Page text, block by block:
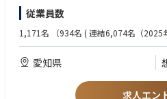
㈱が進める、新規不動産開発も技術面
・特に、①や②の段階において、建物利
的知見を活かした建物のライフサイク
などの課題解決手段を立案し、実現ま
【歓迎要件】
・建築関係技術について、設計計算書
件をふまえ工事計画を立案したり品質
・チームマネジメントや人材育成の経験
・「1級建築施工管理技士」や「宅地
従業員数
1,171名 （934名 ( 連結6,074名（2025
愛知県
求人エン